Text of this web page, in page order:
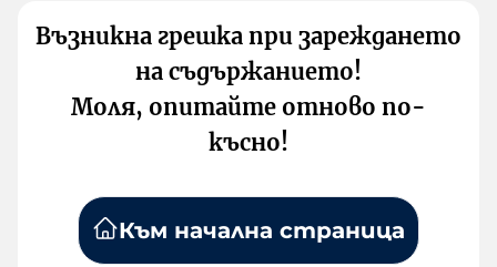
Възникна грешка при зареждането
на съдържанието!
Моля, опитайте отново по-
късно!
Към начална страница